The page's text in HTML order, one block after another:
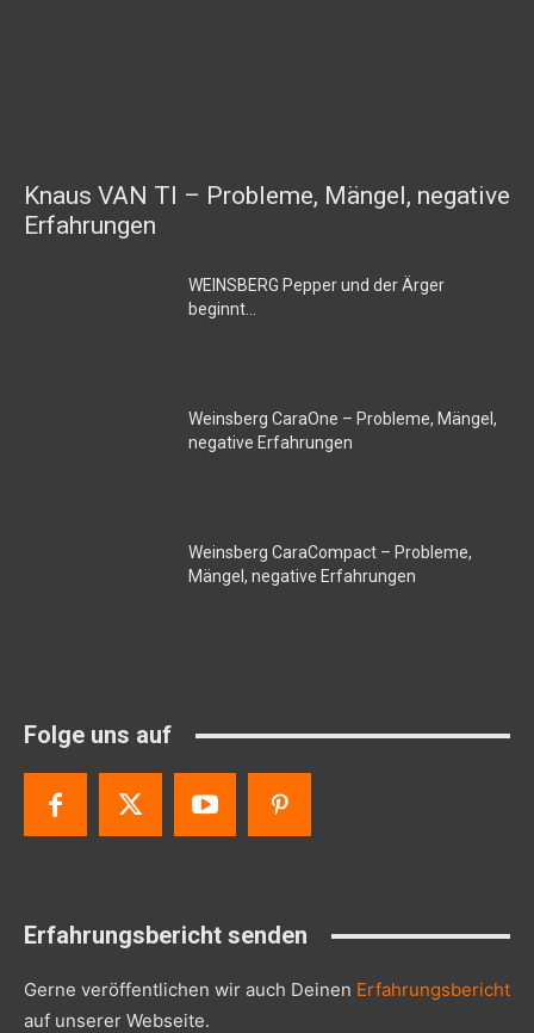
Knaus VAN TI – Probleme, Mängel, negative
Erfahrungen
WEINSBERG Pepper und der Ärger
beginnt…
Weinsberg CaraOne – Probleme, Mängel,
negative Erfahrungen
Weinsberg CaraCompact – Probleme,
Mängel, negative Erfahrungen
Folge uns auf
Erfahrungsbericht senden
Gerne veröffentlichen wir auch Deinen Erfahrungsbericht
auf unserer Webseite.